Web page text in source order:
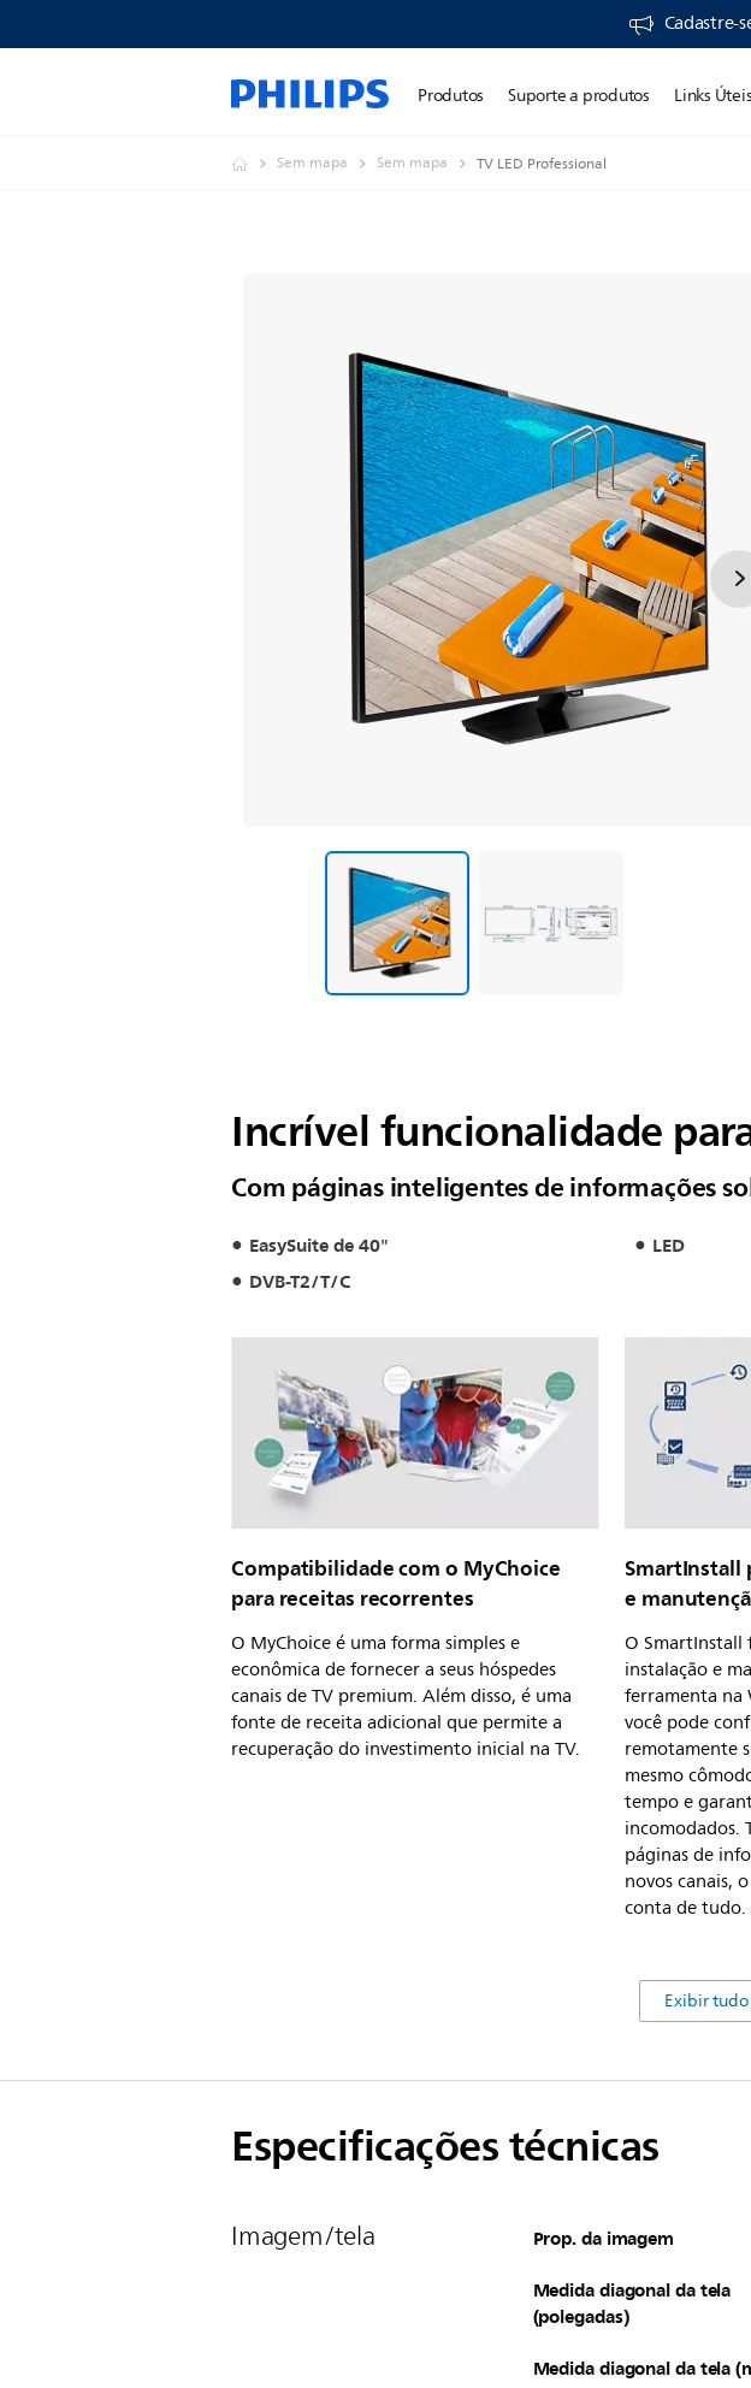
Cadastre-
Produtos Suporte a produtos Links Úteis
Sem mapa Sem mapa TV LED Professional
Incrível funcionalidade
Com páginas inteligentes de informações
EasySuite de 40"
LED
DVB-T2/T/C
Compatibilidade com o MyChoice
para receitas recorrentes
O MyChoice é uma forma simples e
econômica de fornecer a seus hóspedes
canais de TV premium. Além disso, é uma
fonte de receita adicional que permite a
recuperação do investimento inicial na TV.
SmartInstall
e
O SmartInstall
instalação e
ferramenta na
você pode
remotamente
mesmo
tempo e
incomodados.
páginas de
novos canais,
conta de tudo.
Exibir
Especificações técnicas
Imagem/tela Prop. da imagem
Medida diagonal da tela
(polegadas)
Medida diagonal da tela